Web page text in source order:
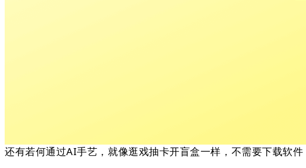
还有若何通过AI手艺，就像逛戏抽卡开盲盒一样，不需要下载软